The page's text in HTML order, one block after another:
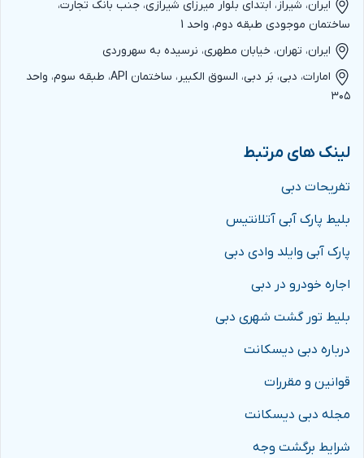
ایران، شیراز، ابتدای بلوار میرزای شیرازی، جنب بانک تجارت،
ساختمان موجودی طبقه دوم، واحد 1
ایران، تهران، خیابان مطهری، نرسیده به سهروردی
امارات، دبی، بَر دبی، السوق الکبیر، ساختمان API، طبقه سوم، واحد
۳۰۵
لینک های مرتبط
تفریحات دبی
بلیط پارک آبی آتلانتیس
پارک آبی وایلد وادی دبی
اجاره خودرو در دبی
بلیط تور گشت شهری دبی
درباره دبی دیسکانت
قوانین و مقررات
مجله دبی دیسکانت
شرایط برگشت وجه